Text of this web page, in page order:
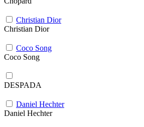
Christian Dior
Christian Dior
Coco Song
Coco Song
DESPADA
Daniel Hechter
Daniel Hechter